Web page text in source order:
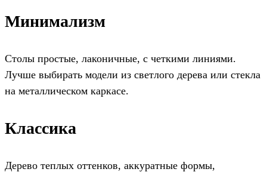
Минимализм
Столы простые, лаконичные, с четкими линиями.
Лучше выбирать модели из светлого дерева или стекла
на металлическом каркасе.
Классика
Дерево теплых оттенков, аккуратные формы,